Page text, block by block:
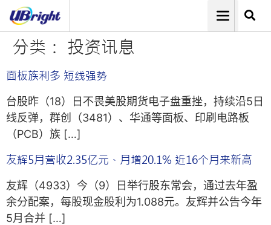
分类： 投资讯息
面板族利多 短线强势
台股昨（18）日不畏美股期货电子盘重挫，持续沿5日
线反弹，群创（3481）、华通等面板、印刷电路板
（PCB）族 […]
友辉5月营收2.35亿元、月增20.1% 近16个月来新高
友辉（4933）今（9）日举行股东常会，通过去年盈
余分配案，每股现金股利为1.088元。友辉并公告今年
5月合并 […]